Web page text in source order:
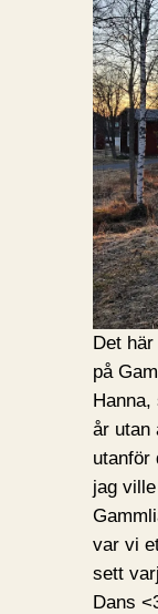
Det
på
år utan
utanför
jag
var vi
sett
Dans